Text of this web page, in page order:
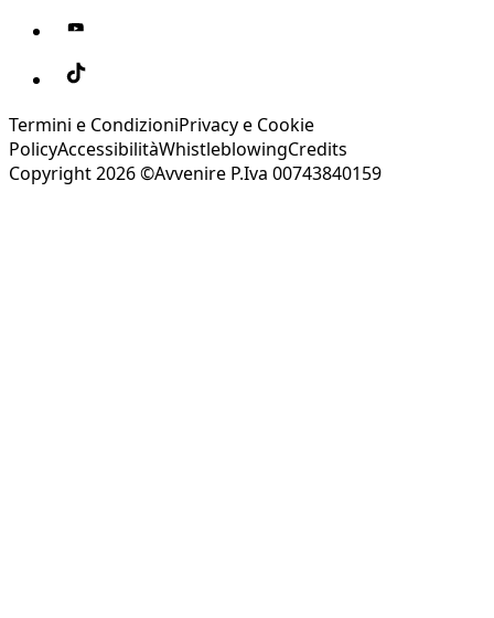
Termini e CondizioniPrivacy e Cookie
PolicyAccessibilitàWhistleblowingCredits
Copyright 2026 ©Avvenire P.Iva 00743840159